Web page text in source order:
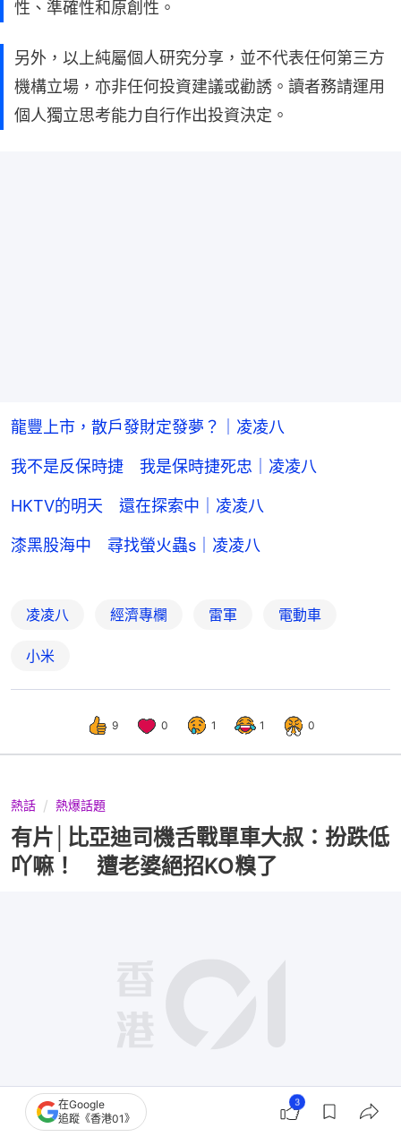
性、準確性和原創性。
另外，以上純屬個人研究分享，並不代表任何第三方
機構立場，亦非任何投資建議或勸誘。讀者務請運用
個人獨立思考能力自行作出投資決定。
龍豐上市，散戶發財定發夢？｜凌凌八
我不是反保時捷 我是保時捷死忠｜凌凌八
HKTV的明天 還在探索中｜凌凌八
漆黑股海中 尋找螢火蟲s｜凌凌八
凌凌八 經濟專欄 雷軍 電動車
小米
9 0 1 1 0
熱話 熱爆話題
有片│比亞迪司機舌戰單車大叔：扮跌低
吖嘛！ 遭老婆絕招KO糗了
在Google
追蹤《香港01》
3